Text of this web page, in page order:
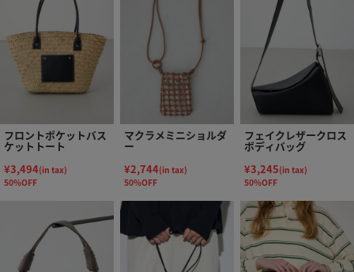
フロントポケットバス
ケットトート
¥3,494(in tax)
50%OFF
マクラメミニショルダ
ー
¥2,744(in tax)
50%OFF
フェイクレザークロス
ボディバッグ
¥3,245(in tax)
50%OFF